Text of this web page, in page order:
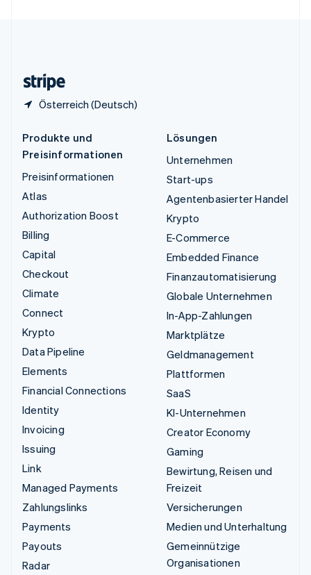
Österreich (Deutsch)
Produkte und
Preisinformationen
Preisinformationen
Atlas
Authorization Boost
Billing
Capital
Checkout
Climate
Connect
Krypto
Data Pipeline
Elements
Financial Connections
Identity
Invoicing
Issuing
Link
Managed Payments
Zahlungslinks
Payments
Payouts
Radar
Lösungen
Unternehmen
Start-ups
Agentenbasierter Handel
Krypto
E-Commerce
Embedded Finance
Finanzautomatisierung
Globale Unternehmen
In-App-Zahlungen
Marktplätze
Geldmanagement
Plattformen
SaaS
KI-Unternehmen
Creator Economy
Gaming
Bewirtung, Reisen und
Freizeit
Versicherungen
Medien und Unterhaltung
Gemeinnützige
Organisationen